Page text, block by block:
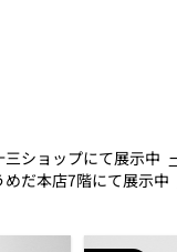
ショップにて展示中
だ本店7階にて展示中